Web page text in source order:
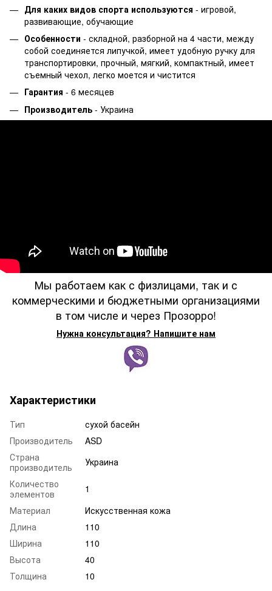
Для каких видов спорта используются - игровой,
развивающие, обучающие
Особенности - складной, разборной на 4 части, между
собой соединяется липучкой, имеет удобную ручку для
транспортировки, прочный, мягкий, компактный, имеет
съемный чехол, легко моется и чистится
Гарантия - 6 месяцев
Производитель - Украина
Мы работаем как с физлицами, так и с
коммерческими и бюджетными организациями
в том числе и через Прозорро!
Нужна консультация? Напишите нам
Характеристики
Тип
сухой басейн
Производитель
ASD
Страна
производитель
Украина
Количество
элементов
1
Материал
Искусственная кожа
Длина
110
Ширина
110
Высота
40
Толщина
10